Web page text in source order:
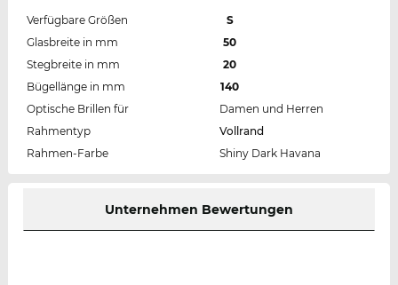
Verfügbare Größen
S
Glasbreite in mm
50
Stegbreite in mm
20
Bügellänge in mm
140
Optische Brillen für
Damen und Herren
Rahmentyp
Vollrand
Rahmen-Farbe
Shiny Dark Havana
Unternehmen Bewertungen